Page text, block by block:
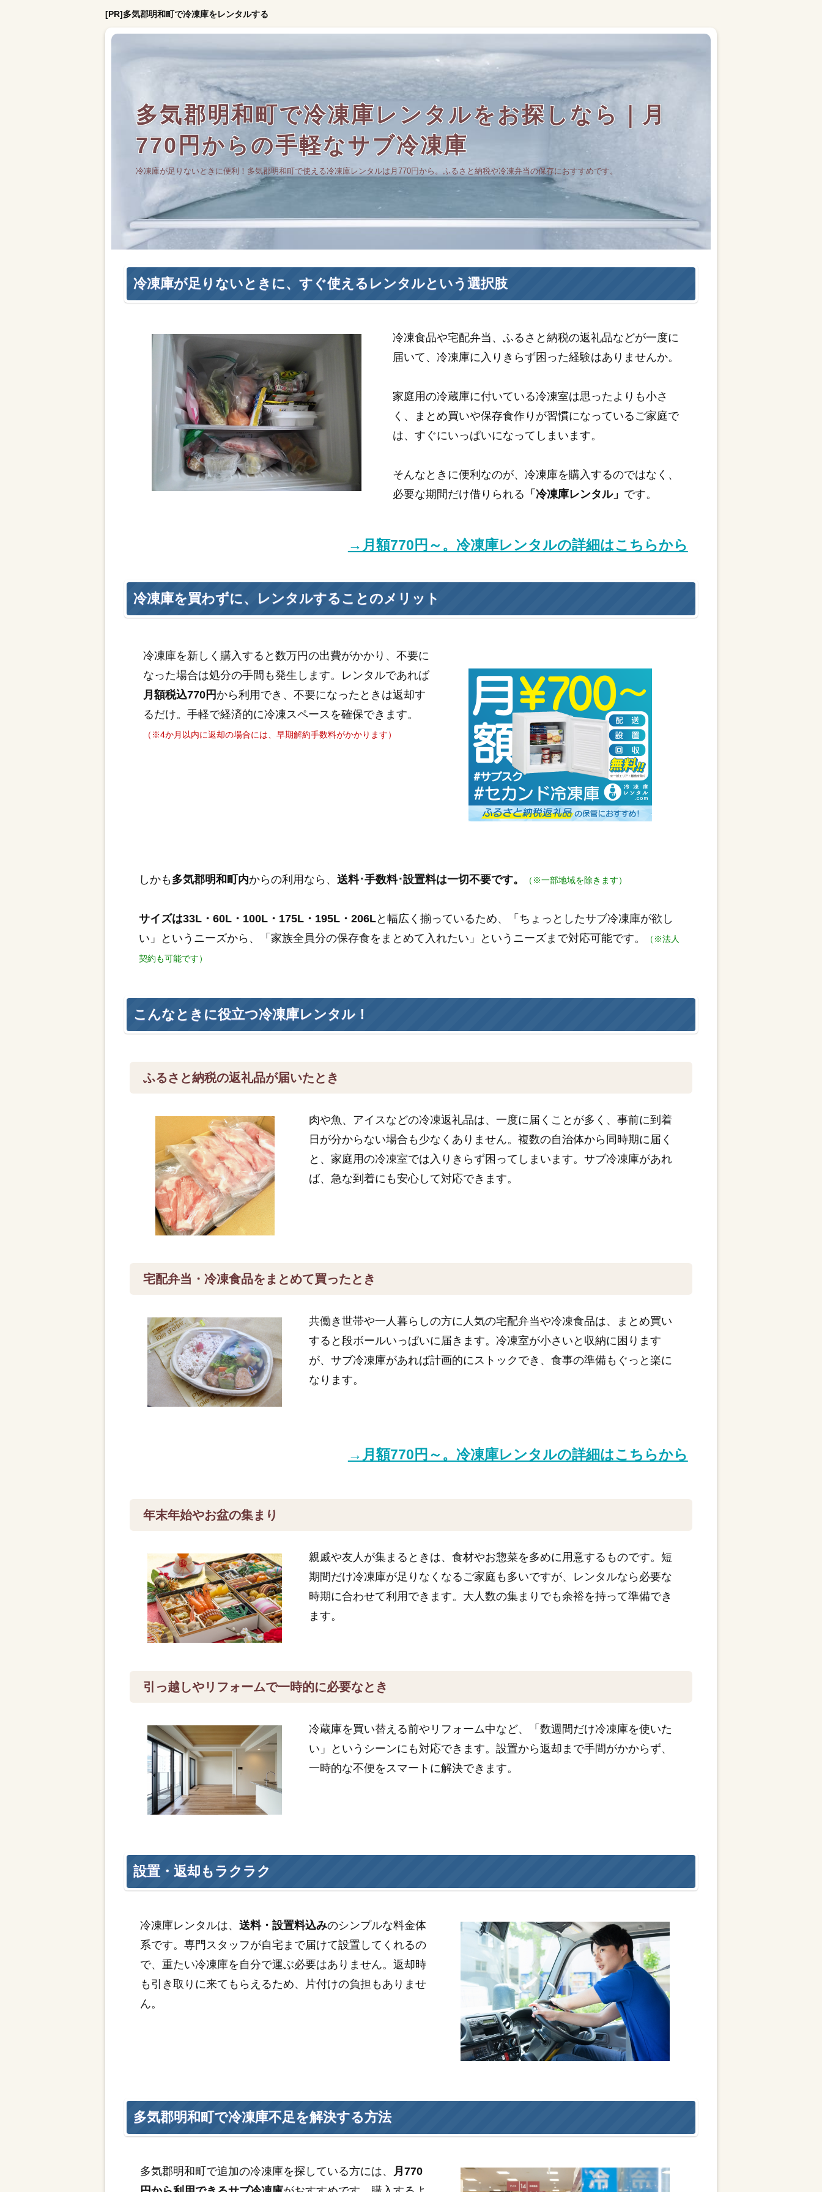
[PR]多気郡明和町で冷凍庫をレンタルする
多気郡明和町で冷凍庫レンタルをお探しなら｜月
770円からの手軽なサブ冷凍庫
冷凍庫が足りないときに便利！多気郡明和町で使える冷凍庫レンタルは月770円から。ふるさと納税や冷凍弁当の保存におすすめです。
冷凍庫が足りないときに、すぐ使えるレンタルという選択肢
冷凍食品や宅配弁当、ふるさと納税の返礼品などが一度に
届いて、冷凍庫に入りきらず困った経験はありませんか。
家庭用の冷蔵庫に付いている冷凍室は思ったよりも小さ
く、まとめ買いや保存食作りが習慣になっているご家庭で
は、すぐにいっぱいになってしまいます。
そんなときに便利なのが、冷凍庫を購入するのではなく、
必要な期間だけ借りられる 「冷凍庫レンタル」 です。
→月額770円～。冷凍庫レンタルの詳細はこちらから
冷凍庫を買わずに、レンタルすることのメリット
冷凍庫を新しく購入すると数万円の出費がかかり、不要に
なった場合は処分の手間も発生します。レンタルであれば
月額税込770円から利用でき、不要になったときは返却す
るだけ。手軽で経済的に冷凍スペースを確保できます。
（※4か月以内に返却の場合には、早期解約手数料がかかります）
しかも 多気郡明和町内からの利用なら、送料･手数料･設置料は一切不要です。 （※一部地域を除きます）
サイズは33L・60L・100L・175L・195L・206Lと幅広く揃っているため、「ちょっとしたサブ冷凍庫が欲し
い」というニーズから、「家族全員分の保存食をまとめて入れたい」というニーズまで対応可能です。
（※法人
契約も可能です）
こんなときに役立つ冷凍庫レンタル！
ふるさと納税の返礼品が届いたとき
肉や魚、アイスなどの冷凍返礼品は、一度に届くことが多く、事前に到着
日が分からない場合も少なくありません。複数の自治体から同時期に届く
と、家庭用の冷凍室では入りきらず困ってしまいます。サブ冷凍庫があれ
ば、急な到着にも安心して対応できます。
宅配弁当・冷凍食品をまとめて買ったとき
共働き世帯や一人暮らしの方に人気の宅配弁当や冷凍食品は、まとめ買い
すると段ボールいっぱいに届きます。冷凍室が小さいと収納に困ります
が、サブ冷凍庫があれば計画的にストックでき、食事の準備もぐっと楽に
なります。
→月額770円～。冷凍庫レンタルの詳細はこちらから
年末年始やお盆の集まり
親戚や友人が集まるときは、食材やお惣菜を多めに用意するものです。短
期間だけ冷凍庫が足りなくなるご家庭も多いですが、レンタルなら必要な
時期に合わせて利用できます。大人数の集まりでも余裕を持って準備でき
ます。
引っ越しやリフォームで一時的に必要なとき
冷蔵庫を買い替える前やリフォーム中など、「数週間だけ冷凍庫を使いた
い」というシーンにも対応できます。設置から返却まで手間がかからず、
一時的な不便をスマートに解決できます。
設置・返却もラクラク
冷凍庫レンタルは、送料・設置料込みのシンプルな料金体
系です。専門スタッフが自宅まで届けて設置してくれるの
で、重たい冷凍庫を自分で運ぶ必要はありません。返却時
も引き取りに来てもらえるため、片付けの負担もありませ
ん。
多気郡明和町で冷凍庫不足を解決する方法
多気郡明和町で追加の冷凍庫を探している方には、
月770